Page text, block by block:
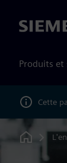
Siemens
Produits et
Cette
Home